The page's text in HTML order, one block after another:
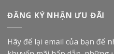
ĐĂNG KÝ NHẬN ƯU ĐÃI
Hãy để lại email của bạn để